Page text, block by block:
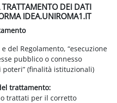
DEI DATI
IDEA.UNIROMA1.IT
del Regolamento, “esecuzione
pubblico o connesso
(finalità istituzionali)
trattamento:
trattati per il corretto